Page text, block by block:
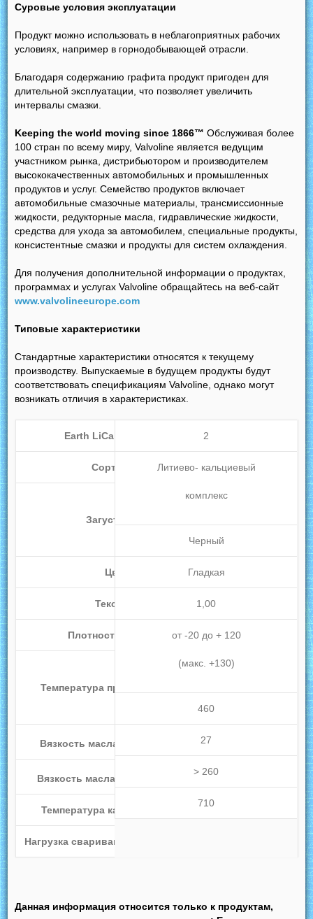
Суровые условия эксплуатации
Продукт можно использовать в неблагоприятных рабочих
условиях, например в горнодобывающей отрасли.
Благодаря содержанию графита продукт пригоден для
длительной эксплуатации, что позволяет увеличить
интервалы смазки.
Keeping the world moving since 1866™Обслуживая более
100 стран по всему миру, Valvoline является ведущим
участником рынка, дистрибьютором и производителем
высококачественных автомобильных и промышленных
продуктов и услуг. Семейство продуктов включает
автомобильные смазочные материалы, трансмиссионные
жидкости, редукторные масла, гидравлические жидкости,
средства для ухода за автомобилем, специальные продукты,
консистентные смазки и продукты для систем охлаждения.
Для получения дополнительной информации о продуктах,
программах и услугах Valvoline обращайтесь на веб-сайт
www.valvolineeurope.com
Типовые характеристики
Стандартные характеристики относятся к текущему
производству. Выпускаемые в будущем продукты будут
соответствовать спецификациям Valvoline, однако могут
возникать отличия в характеристиках.
Earth LiCal Complex 2
Сорт NLGI
Загуститель
Цвет
Текстура
Плотность
Температура при нанесении
Вязкость масла
Вязкость масла /с при 100ºC
Температура каплепадения,
Нагрузка сваривания для 4 шаров
2
Литиево- кальциевый
комплекс
Черный
Гладкая
1,00
от -20 до + 120
(макс. +130)
460
27
> 260
710
Данная информация относится только к продуктам,